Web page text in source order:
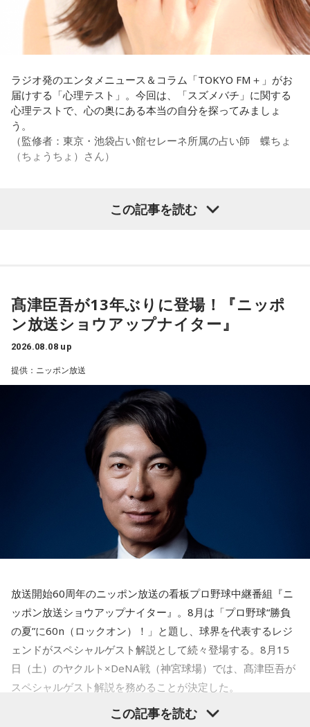
う言葉がその通りであることを、グループステージで証明で
きていたと思います。でも、そこから上に行くためには、や
っぱり“個の力”が必要だったかなと感じています。
世界で見ても、日本だけでなく主力の選手がケガする国は
多々あって、それでも勝ち上がっていく力が必要なのがW杯
なんです。そういう意味では、確かに選手層は厚くなったけ
れども、さらに“個”の力を高めながら、選手層をもっと厚くし
なきゃいけない。ベスト16・ベスト8に進む国と比べたとき
に、そこまでの選手層だったのかというと、まだまだ厚くし
ていかないとダメなのではないか、ということなんだと思い
ただ、あれだけケガ人が出て、誰が出ても同じようなサッカ
（左から）福田正博さん、藤木直人、高見侑里
＜番組概要＞
番組名：SPORTS BEAT supported by TOYOTA
放送日時：毎週土曜 10:00～10:50
パーソナリティ：藤木直人、高見侑里
番組Webサイト：
https://www.tfm.co.jp/beat/
@SPORTSBEAT_TFM
それを受け、有吉は「でもさ、この世界に入ったら俺だって
（若手の頃は）誰か分からない人にも一応挨拶するじゃな
い？ 何があるか分からないからさ」と持論を語ります。その
間は時代的に増えていますね」とリアルな実情を明かしま
す。
また、有吉は「吉本（興業）は縦がちゃんとしているじゃ
ん。それは養成所でもそういう教えがあるんだろうし、先輩
からも受け継がれるからだと思うんだよね」と他事務所と比
番組Webサイト： https://jfn-pods.com/program/27400
音声コンテンツプラットフォーム「JFN Pods」ではスペシャ
ル音声も配信中！
ラジオ発のエンタメニュース＆コラム「TOKYO FM＋」がお
届けする「心理テスト」。今回は、「スズメバチ」に関する
心理テストで、心の奥にある本当の自分を探ってみましょ
う。
（監修者：東京・池袋占い館セレーネ所属の占い師 蝶ちょ
（ちょうちょ）さん）
ました。
それは何でしたか？次の中から近いものを1つ選んでくださ
1． 鳩のぬいぐるみ
2． パスポートなどの身分証
3． 買ったばかりの乾電池
この心理テストでわかることは、追い詰められた時に出る、
あなたの「究極の裏の顔」です。
とっさに握りしめたものは、あなたが窮地で無意識に守ろう
とする「本当に大切なもの」を暗示しています。冷静ではい
られない極限の場面でこそ、普段は隠れているあなたの本性
鳩のぬいぐるみは「愛情」を暗示しています。あなたは追い
詰められても、自分より大切な誰かを思い浮かべる、利他的
なタイプ。窮地でこそ人にやさしくできる、あたたかい心の
持ち主です。ただ、自分を後回しにしすぎないよう気をつけ
てください。
2．身分証……本性は「したたかな悪魔」
身分証は「あなた自身の存在」を暗示しています。あなたは
窮地に立たされると、何よりまず自分を守り抜く、利己的な
この記事を読む
髙津臣吾が13年ぶりに登場！『ニッポ
ン放送ショウアップナイター』
2026.08.08 up
提供：ニッポン放送
放送開始60周年のニッポン放送の看板プロ野球中継番組『ニ
ッポン放送ショウアップナイター』。8月は「プロ野球“勝負
の夏”に60n（ロックオン）！」と題し、球界を代表するレジ
ェンドがスペシャルゲスト解説として続々登場する。8月15
日（土）のヤクルト×DeNA戦（神宮球場）では、髙津臣吾が
スペシャルゲスト解説を務めることが決定した。
この記事を読む